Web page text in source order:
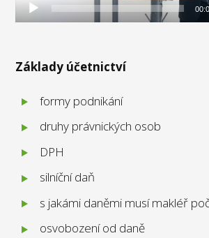
Základy účetnictví
formy podnikání
druhy právnických osob
DPH
silníční daň
s jakámi daněmi musí makléř
osvobození od daně